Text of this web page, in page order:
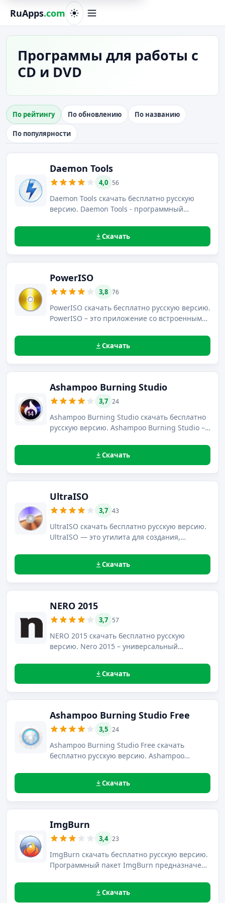
RuApps.com
Программы для работы с
CD и DVD
По рейтингу По обновлению По названию
По популярности
Daemon Tools
4,0 56
Daemon Tools скачать бесплатно русскую
версию. Daemon Tools - программный
приводы, эмулировать большое количество
Скачать
PowerISO
3,8 76
PowerISO скачать бесплатно русскую версию.
PowerISO – это приложение со встроенным
всевозможных операций с образами дисков.
Скачать
Ashampoo Burning Studio
3,7 24
Ashampoo Burning Studio скачать бесплатно
русскую версию. Ashampoo Burning Studio –
копирование и создание образов оптических
Скачать
UltraISO
3,7 43
UltraISO скачать бесплатно русскую версию.
UltraISO — это утилита для создания,
разработанная компанией EZB Systems.
Скачать
NERO 2015
3,7 57
NERO 2015 скачать бесплатно русскую
версию. Nero 2015 – универсальный
Скачать
Ashampoo Burning Studio Free
3,5 24
Ashampoo Burning Studio Free скачать
бесплатно русскую версию. Ashampoo
для прожига дисков, позволяющая
без потерь для качества файлов.
Скачать
ImgBurn
3,4 23
ImgBurn скачать бесплатно русскую версию.
Программный пакет ImgBurn предназначен
Скачать